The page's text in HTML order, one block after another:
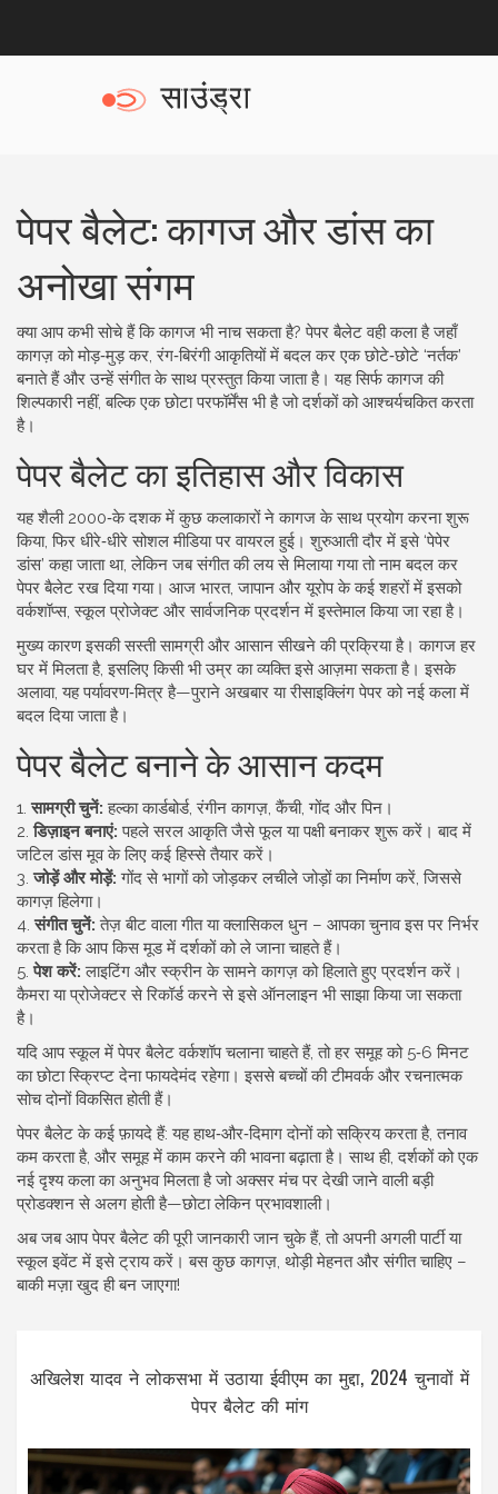
पेपर बैलेट: कागज और डांस का
अनोखा संगम
क्या आप कभी सोचे हैं कि कागज भी नाच सकता है? पेपर बैलेट वही कला है जहाँ
कागज़ को मोड़‑मुड़ कर, रंग‑बिरंगी आकृतियों में बदल कर एक छोटे‑छोटे ‘नर्तक’
बनाते हैं और उन्हें संगीत के साथ प्रस्तुत किया जाता है। यह सिर्फ कागज की
शिल्पकारी नहीं, बल्कि एक छोटा परफॉर्मेंस भी है जो दर्शकों को आश्चर्यचकित करता
है।
पेपर बैलेट का इतिहास और विकास
यह शैली 2000‑के दशक में कुछ कलाकारों ने कागज के साथ प्रयोग करना शुरू
किया, फिर धीरे‑धीरे सोशल मीडिया पर वायरल हुई। शुरुआती दौर में इसे ‘पेपेर
डांस’ कहा जाता था, लेकिन जब संगीत की लय से मिलाया गया तो नाम बदल कर
पेपर बैलेट रख दिया गया। आज भारत, जापान और यूरोप के कई शहरों में इसको
वर्कशॉप्स, स्कूल प्रोजेक्ट और सार्वजनिक प्रदर्शन में इस्तेमाल किया जा रहा है।
मुख्य कारण इसकी सस्ती सामग्री और आसान सीखने की प्रक्रिया है। कागज हर
घर में मिलता है, इसलिए किसी भी उम्र का व्यक्ति इसे आज़मा सकता है। इसके
अलावा, यह पर्यावरण‑मित्र है—पुराने अखबार या रीसाइक्लिंग पेपर को नई कला में
बदल दिया जाता है।
पेपर बैलेट बनाने के आसान कदम
1.सामग्री चुनें: हल्का कार्डबोर्ड, रंगीन कागज़, कैंची, गोंद और पिन।
2.डिज़ाइन बनाएं: पहले सरल आकृति जैसे फूल या पक्षी बनाकर शुरू करें। बाद में
जटिल डांस मूव के लिए कई हिस्से तैयार करें।
3.जोड़ें और मोड़ें: गोंद से भागों को जोड़कर लचीले जोड़ों का निर्माण करें, जिससे
कागज़ हिलेगा।
4.संगीत चुनें: तेज़ बीट वाला गीत या क्लासिकल धुन – आपका चुनाव इस पर निर्भर
करता है कि आप किस मूड में दर्शकों को ले जाना चाहते हैं।
5.पेश करें: लाइटिंग और स्क्रीन के सामने कागज़ को हिलाते हुए प्रदर्शन करें।
कैमरा या प्रोजेक्टर से रिकॉर्ड करने से इसे ऑनलाइन भी साझा किया जा सकता
है।
यदि आप स्कूल में पेपर बैलेट वर्कशॉप चलाना चाहते हैं, तो हर समूह को 5‑6 मिनट
का छोटा स्क्रिप्ट देना फायदेमंद रहेगा। इससे बच्चों की टीमवर्क और रचनात्मक
सोच दोनों विकसित होती हैं।
पेपर बैलेट के कई फ़ायदे हैं: यह हाथ‑और‑दिमाग दोनों को सक्रिय करता है, तनाव
कम करता है, और समूह में काम करने की भावना बढ़ाता है। साथ ही, दर्शकों को एक
नई दृश्य कला का अनुभव मिलता है जो अक्सर मंच पर देखी जाने वाली बड़ी
प्रोडक्शन से अलग होती है—छोटा लेकिन प्रभावशाली।
अब जब आप पेपर बैलेट की पूरी जानकारी जान चुके हैं, तो अपनी अगली पार्टी या
स्कूल इवेंट में इसे ट्राय करें। बस कुछ कागज़, थोड़ी मेहनत और संगीत चाहिए –
बाकी मज़ा खुद ही बन जाएगा!
अखिलेश यादव ने लोकसभा में उठाया ईवीएम का मुद्दा, 2024 चुनावों में
पेपर बैलेट की मांग